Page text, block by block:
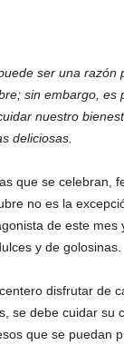
ser una razón
sin embargo, es
nuestro
deliciosas.
que se celebran,
no es la
de este mes
y de golosinas.
disfrutar de
se debe cuidar su
que se puedan